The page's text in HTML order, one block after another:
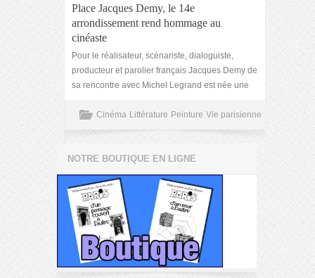
Place Jacques Demy, le 14e
arrondissement rend hommage au
cinéaste
Pour le réalisateur, scénariste, dialoguiste,
producteur et parolier français Jacques Demy de
sa rencontre avec Michel Legrand est née une
Cinéma Littérature Peinture Vie parisienne
NOTRE BOUTIQUE EN LIGNE